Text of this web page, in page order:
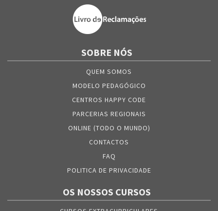
SOBRE NÓS
QUEM SOMOS
MODELO PEDAGÓGICO
CENTROS HAPPY CODE
PARCERIAS REGIONAIS
ONLINE (TODO O MUNDO)
CONTACTOS
FAQ
POLITICA DE PRIVACIDADE
OS NOSSOS CURSOS